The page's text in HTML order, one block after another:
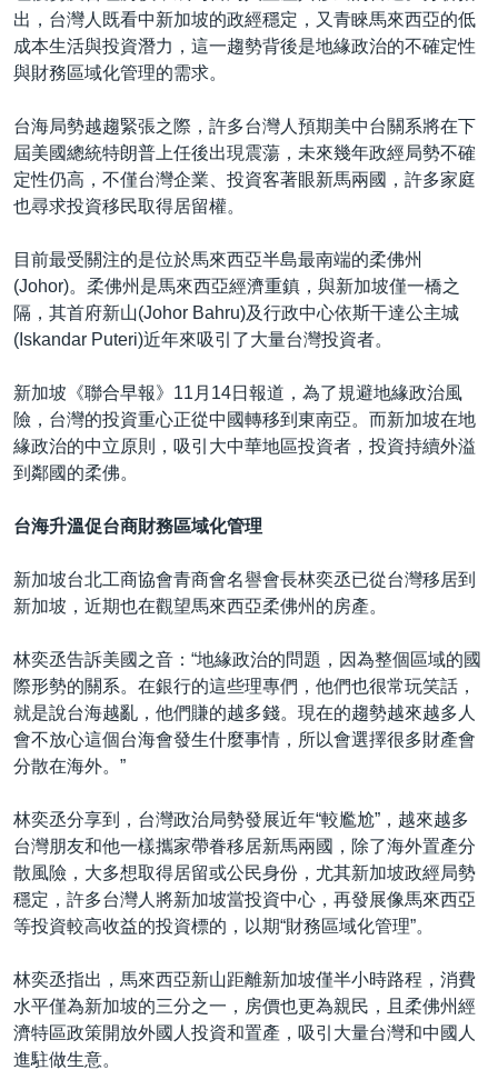
出，台灣人既看中新加坡的政經穩定，又青睞馬來西亞的低
成本生活與投資潛力，這一趨勢背後是地緣政治的不確定性
與財務區域化管理的需求。
台海局勢越趨緊張之際，許多台灣人預期美中台關系將在下
屆美國總統特朗普上任後出現震蕩，未來幾年政經局勢不確
定性仍高，不僅台灣企業、投資客著眼新馬兩國，許多家庭
也尋求投資移民取得居留權。
目前最受關注的是位於馬來西亞半島最南端的柔佛州
(Johor)。柔佛州是馬來西亞經濟重鎮，與新加坡僅一橋之
隔，其首府新山(Johor Bahru)及行政中心依斯干達公主城
(Iskandar Puteri)近年來吸引了大量台灣投資者。
新加坡《聯合早報》11月14日報道，為了規避地緣政治風
險，台灣的投資重心正從中國轉移到東南亞。而新加坡在地
緣政治的中立原則，吸引大中華地區投資者，投資持續外溢
到鄰國的柔佛。
台海升溫促台商財務區域化管理
新加坡台北工商協會青商會名譽會長林奕丞已從台灣移居到
新加坡，近期也在觀望馬來西亞柔佛州的房產。
林奕丞告訴美國之音：“地緣政治的問題，因為整個區域的國
際形勢的關系。在銀行的這些理專們，他們也很常玩笑話，
就是說台海越亂，他們賺的越多錢。現在的趨勢越來越多人
會不放心這個台海會發生什麼事情，所以會選擇很多財產會
分散在海外。”
林奕丞分享到，台灣政治局勢發展近年“較尷尬”，越來越多
台灣朋友和他一樣攜家帶眷移居新馬兩國，除了海外置產分
散風險，大多想取得居留或公民身份，尤其新加坡政經局勢
穩定，許多台灣人將新加坡當投資中心，再發展像馬來西亞
等投資較高收益的投資標的，以期“財務區域化管理”。
林奕丞指出，馬來西亞新山距離新加坡僅半小時路程，消費
水平僅為新加坡的三分之一，房價也更為親民，且柔佛州經
濟特區政策開放外國人投資和置產，吸引大量台灣和中國人
進駐做生意。